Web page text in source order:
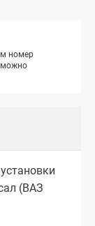
номер
можно
(ВАЗ